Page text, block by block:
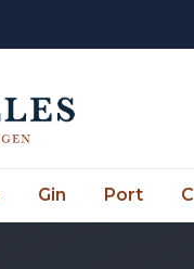
Gin Port